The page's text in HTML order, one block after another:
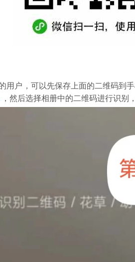
用户，可以先保存上面的二维码到
，然后选择相册中的二维码进行识别